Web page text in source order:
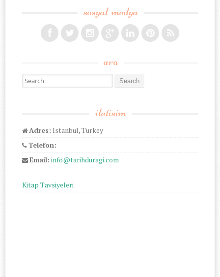
sosyal-medya
ara
Search for:
iletisim
Adres: Istanbul, Turkey
Telefon:
Email: info@tarihduragi.com
Kitap Tavsiyeleri